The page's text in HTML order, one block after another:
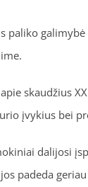
paliko
skaudžius
įvykius bei
dalijosi
padeda